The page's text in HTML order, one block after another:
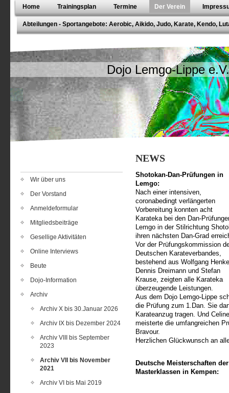
Home Trainingsplan Termine Der Verein
Abteilungen - Sportangebote: Aerobic, Aikido, Judo, Karate, Kendo,
Dojo Lemgo-Lippe
Wir über uns
Der Vorstand
Anmeldeformular
Mitgliedsbeiträge
Gesellige Aktivitäten
Online Interviews
Beute
Dojo-Information
Archiv
Archiv X bis 30.Januar 2026
Archiv IX bis Dezember 2024
Archiv VIII bis September
2023
Archiv VII bis November
2021
Archiv VI bis Mai 2019
NEWS
Shotokan-Dan-Prüfungen in
Lemgo:
Nach einer intensiven,
coronabedingt verlängerten
Vorbereitung konnten acht
Karateka bei den Dan-
Lemgo in der Stilrichtung
ihren nächsten Dan-Grad
Vor der Prüfungskommission
Deutschen Karateverbandes,
bestehend aus Wolfgang
Dennis Dreimann und Stefan
Krause, zeigten alle Karateka
überzeugende Leistungen.
Aus dem Dojo Lemgo-Lippe
die Prüfung zum 1.Dan. Sie
Karateanzug tragen. Und
meisterte die umfangreichen
Bravour.
Herzlichen Glückwunsch an
Deutsche Meisterschaften der
Masterklassen in Kempen: